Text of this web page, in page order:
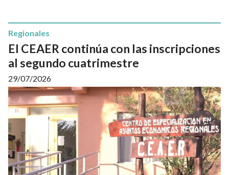
El CEAER continúa con las inscripciones
al segundo cuatrimestre
Regionales
29/07/2026